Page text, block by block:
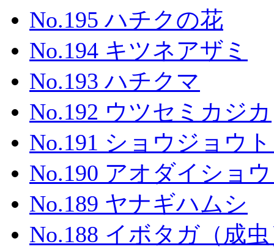
No.195 ハチクの花
No.194 キツネアザミ
No.193 ハチクマ
No.192 ウツセミカジカ
No.191 ショウジョウ
No.190 アオダイショ
No.189 ヤナギハムシ
No.188 イボタガ（成